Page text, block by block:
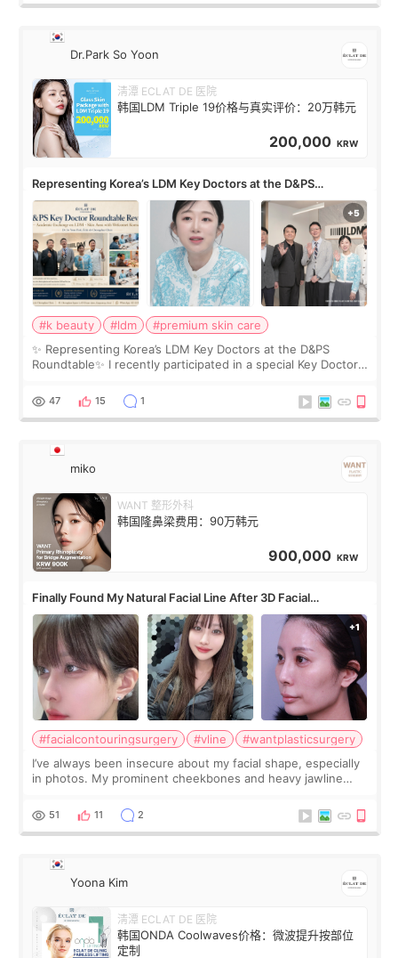
Dr.Park So Yoon
淸潭 ECLAT DE 医院
韩国LDM Triple 19价格与真实评价：20万韩元
200,000 KRW
Representing Korea’s LDM Key Doctors at the D&PS
Roundtable
#k beauty #ldm
#premium skin care
✨ Representing Korea’s LDM Key Doctors at the D&PS
Roundtable✨ I recently participated in a special Key Doctor
monthly academic publications for p
47 15 1
miko
WANT 整形外科
韩国隆鼻梁费用：90万韩元
900,000 KRW
Finally Found My Natural Facial Line After 3D Facial
Contouring + Fat Grafting ✨
#facialcontouringsurgery #vline
#wantplasticsurgery
I’ve always been insecure about my facial shape, especially
in photos. My prominent cheekbones and heavy jawline
balanced appearance. Since f
51 11 2
Yoona Kim
淸潭 ECLAT DE 医院
韩国ONDA Coolwaves价格：微波提升按部位
定制